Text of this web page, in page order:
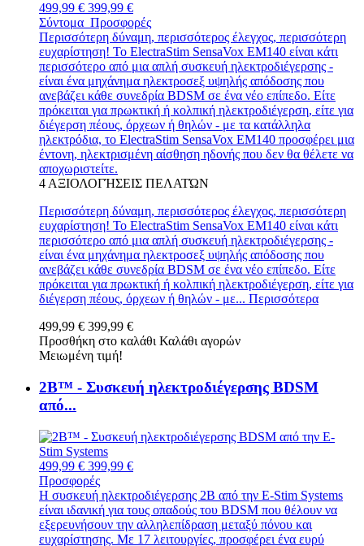
499,99 € 399,99 €
Σύντομα Προσφορές
Περισσότερη δύναμη, περισσότερος έλεγχος, περισσότερη
ευχαρίστηση! Το ElectraStim SensaVox EM140 είναι κάτι
περισσότερο από μια απλή συσκευή ηλεκτροδιέγερσης -
είναι ένα μηχάνημα ηλεκτροσεξ υψηλής απόδοσης που
ανεβάζει κάθε συνεδρία BDSM σε ένα νέο επίπεδο. Είτε
πρόκειται για πρωκτική ή κολπική ηλεκτροδιέγερση, είτε για
διέγερση πέους, όρχεων ή θηλών - με τα κατάλληλα
ηλεκτρόδια, το ElectraStim SensaVox EM140 προσφέρει μια
έντονη, ηλεκτρισμένη αίσθηση ηδονής που δεν θα θέλετε να
αποχωριστείτε.
4 ΑΞΙΟΛΟΓΉΣΕΙΣ ΠΕΛΑΤΏΝ
Περισσότερη δύναμη, περισσότερος έλεγχος, περισσότερη
ευχαρίστηση! Το ElectraStim SensaVox EM140 είναι κάτι
περισσότερο από μια απλή συσκευή ηλεκτροδιέγερσης -
είναι ένα μηχάνημα ηλεκτροσεξ υψηλής απόδοσης που
ανεβάζει κάθε συνεδρία BDSM σε ένα νέο επίπεδο. Είτε
πρόκειται για πρωκτική ή κολπική ηλεκτροδιέγερση, είτε για
διέγερση πέους, όρχεων ή θηλών - με... Περισσότερα
499,99 € 399,99 €
Προσθήκη στο καλάθι Καλάθι αγορών
Μειωμένη τιμή!
2B™ - Συσκευή ηλεκτροδιέγερσης BDSM
από...
499,99 € 399,99 €
Προσφορές
Η συσκευή ηλεκτροδιέγερσης 2B από την E-Stim Systems
είναι ιδανική για τους οπαδούς του BDSM που θέλουν να
εξερευνήσουν την αλληλεπίδραση μεταξύ πόνου και
ευχαρίστησης. Με 17 λειτουργίες, προσφέρει ένα ευρύ